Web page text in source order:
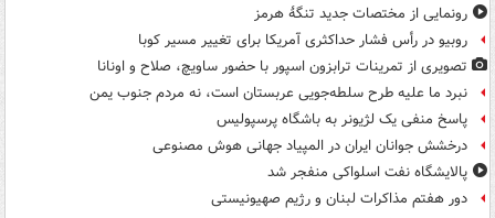
رونمایی از مختصات جدید تنگۀ هرمز
روبیو در رأس فشار حداکثری آمریکا برای تغییر مسیر کوبا
تصویری از تمرینات ترابزون اسپور با حضور ساویچ، صلاح و اونانا
نبرد ما علیه طرح سلطه‌جویی عربستان است، نه مردم جنوب یمن
پاسخ منفی یک لژیونر به باشگاه پرسپولیس
درخشش جوانان ایران در المپیاد جهانی هوش مصنوعی
پالایشگاه نفت اسلواکی منفجر شد
دور هفتم مذاکرات لبنان و رژیم صهیونیستی